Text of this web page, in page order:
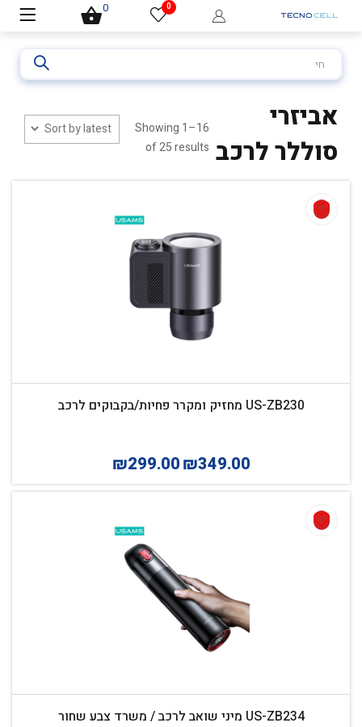
0
0
עבור:
Showing 1–16
of 25 results
אביזרי
סוללר לרכב
US-ZB230 מחזיק ומקרר פחיות/בקבוקים לרכב
₪349.00
₪299.00
US-ZB234 מיני שואב לרכב / משרד צבע שחור